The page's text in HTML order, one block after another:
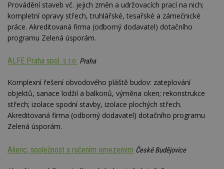
Provádění staveb vč. jejich změn a udržovacích prací na nich;
kompletní opravy střech, truhlářské, tesařské a zámečnické
práce. Akreditovaná firma (odborný dodavatel) dotačního
programu Zelená úsporám.
ALFE Praha spol. s r.o. Praha
Komplexní řešení obvodového pláště budov: zateplování
objektů, sanace lodžií a balkonů, výměna oken; rekonstrukce
střech; izolace spodní stavby, izolace plochých střech.
Akreditovaná firma (odborný dodavatel) dotačního programu
Zelená úsporám.
Alienc, společnost s ručením omezeným České Budějovice